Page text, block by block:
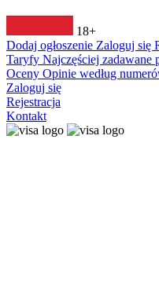
18+
Dodaj ogłoszenie Zaloguj się
Taryfy Najczęściej zadawane
Oceny Opinie według
Zaloguj się
Rejestracja
Kontakt